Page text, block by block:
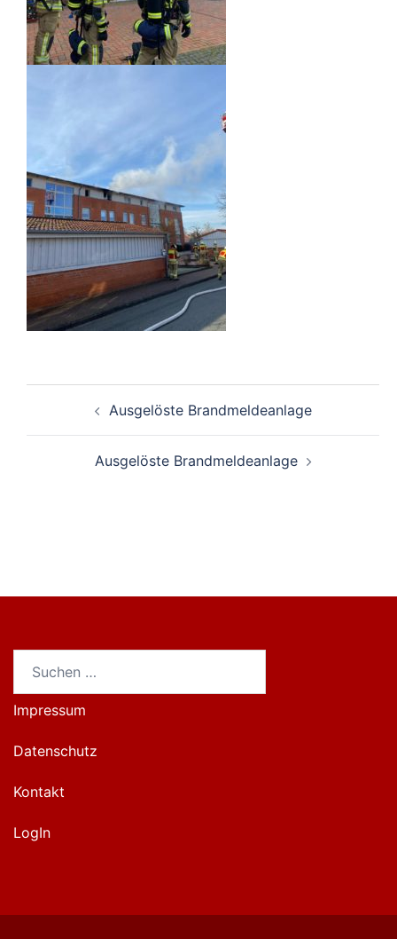
Beitragsnavigation
Ausgelöste Brandmeldeanlage
Ausgelöste Brandmeldeanlage
Impressum
Datenschutz
Kontakt
LogIn